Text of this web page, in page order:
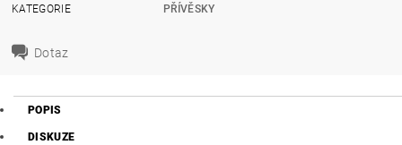
KATEGORIE
PŘÍVĚSKY
Dotaz
POPIS
DISKUZE